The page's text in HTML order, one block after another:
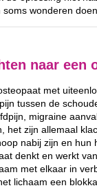
wonderen doen.
naar een
met
tussen de
migraine
het zijn allemaal
nabij zijn en hun
denkt en werkt
met elkaar in
lichaam een